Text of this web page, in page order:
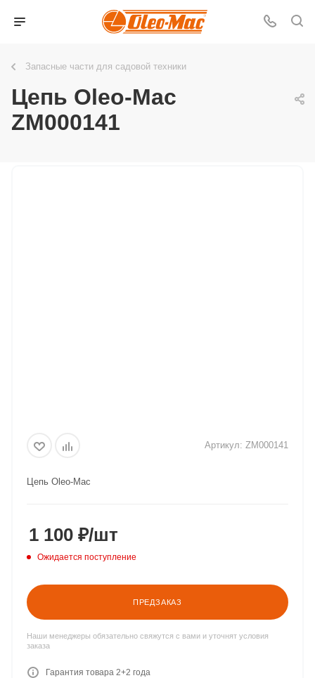
Запасные части для садовой техники
Цепь Oleo-Mac
ZM000141
Артикул: ZM000141
Цепь Oleo-Mac
1 100 ₽/шт
Ожидается поступление
ПРЕДЗАКАЗ
Наши менеджеры обязательно свяжутся с вами и уточнят условия
заказа
Гарантия товара 2+2 года